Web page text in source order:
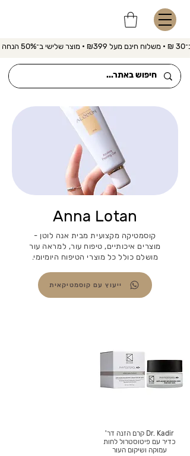
הנחה
Anna Lotan
קוסמטיקה מקצועית מבית אנה לוטן -
מוצרים איכותיים, טיפוח עור, למראה עור
מושלם כולל כל מוצרי הטיפוח היומיומי.
ייעוץ עם קוסמטיקאית
Dr. Kadir קרם הזנה דר'
כדיר עם פיטוסטרול לחות
עמוקה ושיקום העור